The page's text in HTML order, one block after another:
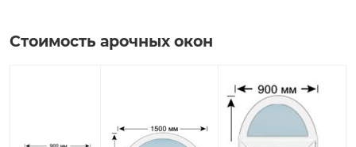
Стоимость арочных окон